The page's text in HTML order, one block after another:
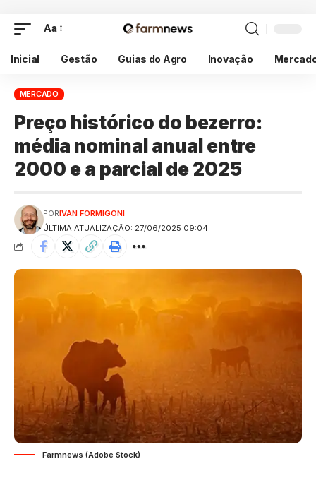
Aa
Inicial Gestão Guias do Agro Inovação
MERCADO
Preço histórico do bezerro:
média nominal anual entre
2000 e a parcial de 2025
ÚLTIMA ATUALIZAÇÃO: 27/06/2025 09:04
PORIVAN FORMIGONI
Farmnews (Adobe Stock)